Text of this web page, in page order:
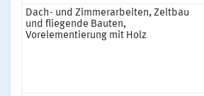
Dach- und Zimmerarbeiten, Zeltbau
und fliegende Bauten,
Vorelementierung mit Holz